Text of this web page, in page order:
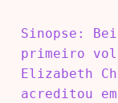
Sinopse:
primeiro
Elizabeth
acreditou